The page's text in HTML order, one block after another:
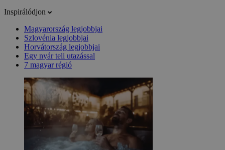
Inspirálódjon
Magyarország legjobbjai
Szlovénia legjobbjai
Horvátország legjobbjai
Egy nyár teli utazással
7 magyar régió